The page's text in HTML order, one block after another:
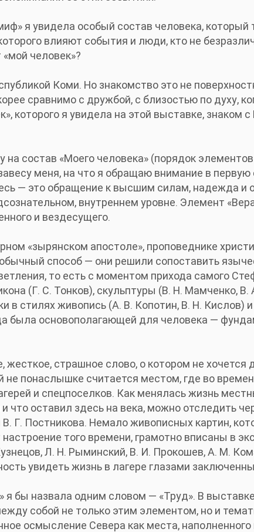
я увидела особый состав человека, который
влияют события и люди, кто не
человек»?
Коми. Но знакомство это не
сравнимо с дружбой, с близостью по духу,
которого я увидела на этой выставке, знаком с
состав «Моего человека» (порядок
меня, на что я обращаю внимание в первую
— это обращение к высшим силам, надежда и
внутреннем уровне. Элемент
и вездесущего.
«зырянском апостоле», проповеднике
способ — они решили сопоставить
то есть с моментом прихода самого
(Г. С. Тонков), скульптуры (В. Н. Мамченко, В.
в стилях живопись (А. В. Копотин, В. Н. Кислов)
была основополагающей для человека —
страшное слово, о котором не хочется
не понаслышке считается местом, где во
и спецпоселков. Как менялась жизнь
что оставил здесь на века, можно отследить
Г. Постникова. Немало живописных картин,
того времени, грамотно вписаны в
Л. Н. Рыминский, В. И. Прокошев, А. М.
увидеть жизнь в лагере глазами
бы назвала одним словом — «Труд». В
собой не только этим элементом, но и
осмысление Севера как места,